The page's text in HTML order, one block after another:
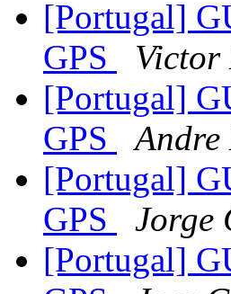
[Portugal]
GPS
Victor
[Portugal]
GPS
Andre
[Portugal]
GPS
Jorge
[Portugal]